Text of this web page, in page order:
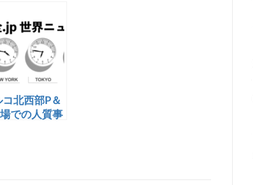
コ北西部P＆
での人質事